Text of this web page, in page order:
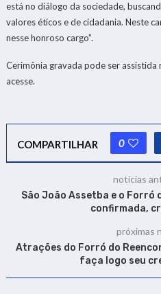
está no diálogo da sociedade,
valores éticos e de cidadania. Neste
nesse honroso cargo”.
Cerimônia gravada pode ser assistida
acesse.
COMPARTILHAR 0
notícias
São João Assetba e o Forró
confirmada,
próximas
Atrações do Forró do
faça logo seu